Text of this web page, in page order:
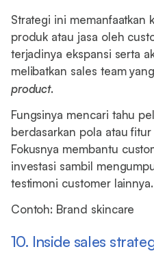
Strategi ini memanfaatkan
produk atau jasa oleh
terjadinya ekspansi serta
melibatkan sales team
product.
Fungsinya mencari tahu
berdasarkan pola atau
Fokusnya membantu
investasi sambil
testimoni customer lainnya.
Contoh: Brand skincare
10. Inside sales